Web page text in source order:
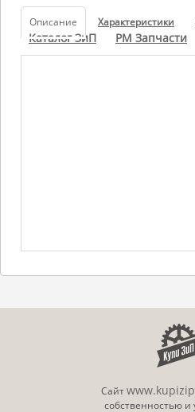
Описание Характеристики
Каталог ЗиП РМ Запчасти
Сайт
собственностью и